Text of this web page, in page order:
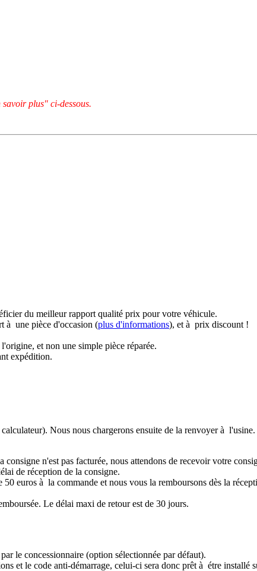
plus" ci-dessous.
du meilleur rapport qualité prix pour votre véhicule.
à une pièce d'occasion (plus d'informations), et à prix discount !
et non une simple pièce réparée.
expédition.
Nous nous chargerons ensuite de la renvoyer à l'usine.
consigne n'est pas facturée, nous attendons de recevoir votre
de réception de la consigne.
50 euros à la commande et nous vous la remboursons dès la
Le délai maxi de retour est de 30 jours.
le concessionnaire (option sélectionnée par défaut).
et le code anti-démarrage, celui-ci sera donc prêt à étre installé